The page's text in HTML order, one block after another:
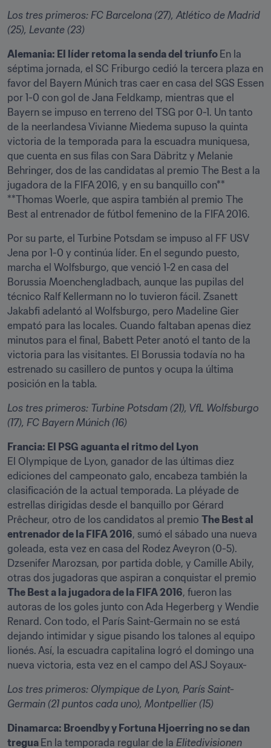
Los tres primeros: FC Barcelona (27), Atlético de Madrid
(25), Levante (23)
Alemania: El líder retoma la senda del triunfo En la
séptima jornada, el SC Friburgo cedió la tercera plaza en
favor del Bayern Múnich tras caer en casa del SGS Essen
por 1-0 con gol de Jana Feldkamp, mientras que el
Bayern se impuso en terreno del TSG por 0-1. Un tanto
de la neerlandesa Vivianne Miedema supuso la quinta
victoria de la temporada para la escuadra muniquesa,
que cuenta en sus filas con Sara Däbritz y Melanie
Behringer, dos de las candidatas al premio The Best a la
jugadora de la FIFA 2016, y en su banquillo con**
**Thomas Woerle, que aspira también al premio The
Best al entrenador de fútbol femenino de la FIFA 2016.
Por su parte, el Turbine Potsdam se impuso al FF USV
Jena por 1-0 y continúa líder. En el segundo puesto,
marcha el Wolfsburgo, que venció 1-2 en casa del
Borussia Moenchengladbach, aunque las pupilas del
técnico Ralf Kellermann no lo tuvieron fácil. Zsanett
Jakabfi adelantó al Wolfsburgo, pero Madeline Gier
empató para las locales. Cuando faltaban apenas diez
minutos para el final, Babett Peter anotó el tanto de la
victoria para las visitantes. El Borussia todavía no ha
estrenado su casillero de puntos y ocupa la última
posición en la tabla.
Los tres primeros: Turbine Potsdam (21), VfL Wolfsburgo
(17), FC Bayern Múnich (16)
El Olympique de Lyon, ganador de las últimas diez
ediciones del campeonato galo, encabeza también la
clasificación de la actual temporada. La pléyade de
estrellas dirigidas desde el banquillo por Gérard
Prêcheur, otro de los candidatos al premio The Best al
entrenador de la FIFA 2016, sumó el sábado una nueva
goleada, esta vez en casa del Rodez Aveyron (0-5).
Dzsenifer Marozsan, por partida doble, y Camille Abily,
The Best a la jugadora de la FIFA 2016, fueron las
autoras de los goles junto con Ada Hegerberg y Wendie
Renard. Con todo, el París Saint-Germain no se está
dejando intimidar y sigue pisando los talones al equipo
lionés. Así, la escuadra capitalina logró el domingo una
nueva victoria, esta vez en el campo del ASJ Soyaux-
Los tres primeros: Olympique de Lyon, París Saint-
Germain (21 puntos cada uno), Montpellier (15)
Dinamarca: Broendby y Fortuna Hjoerring no se dan
tregua En la temporada regular de la Elitedivisionen